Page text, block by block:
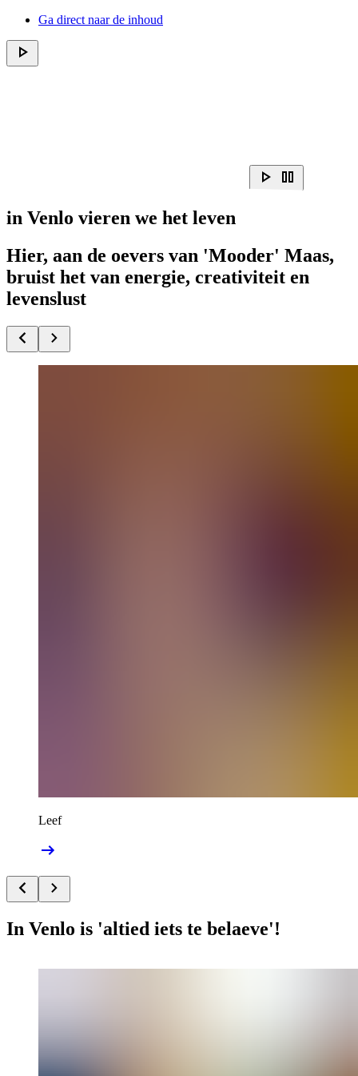
Ga direct naar de inhoud
in Venlo vieren we het leven
Hier, aan de oevers van 'Mooder' Maas,
bruist het van energie, creativiteit en
levenslust
Leef
In Venlo is 'altied iets te belaeve'!